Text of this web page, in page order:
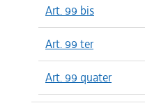
Art. 99 bis
Art. 99 ter
Art. 99 quater